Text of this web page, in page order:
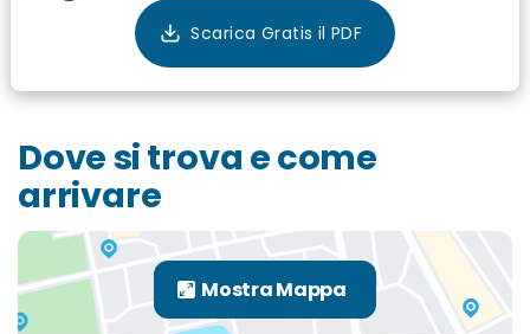
Dove si trova e come
arrivare